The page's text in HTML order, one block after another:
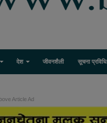
देश जीवनशैली सूचना प्रविधि
Article Ad